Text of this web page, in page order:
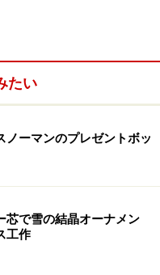
たい
ノーマンのプレゼントボッ
芯で雪の結晶オーナメン
工作